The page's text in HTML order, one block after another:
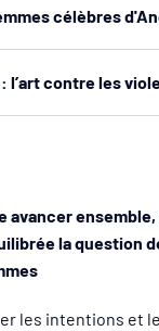
célèbres
l’art contre les
avancer
la question
les intentions et